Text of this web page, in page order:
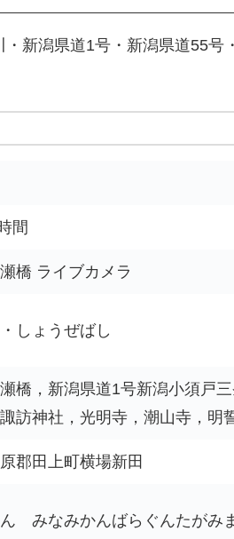
新潟県道1号・新潟県道55号
間
橋 ライブカメラ
しょうぜばし
橋，新潟県道1号新潟小須戸
訪神社，光明寺，潮山寺，明
郡田上町横場新田
みなみかんばらぐんたがみ